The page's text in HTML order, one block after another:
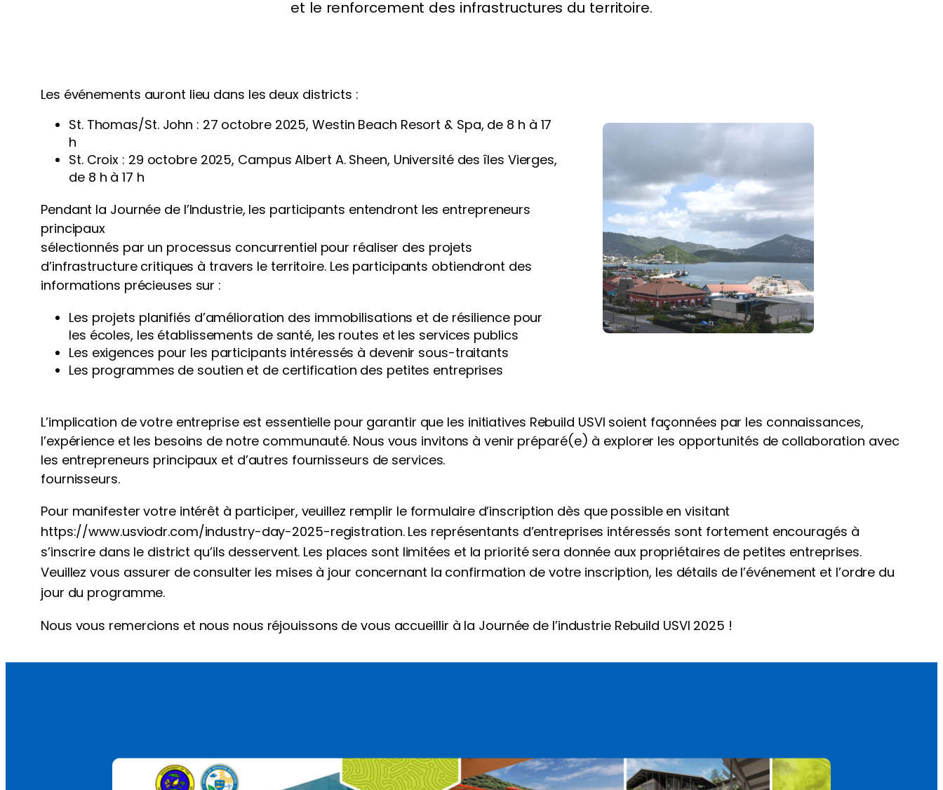
et le renforcement des infrastructures du territoire.
Les événements auront lieu dans les deux districts :
St. Thomas/St. John : 27 octobre 2025, Westin Beach Resort & Spa, de 8 h à 17
h
St. Croix : 29 octobre 2025, Campus Albert A. Sheen, Université des îles Vierges,
de 8 h à 17 h
Pendant la Journée de l’Industrie, les participants entendront les entrepreneurs
principaux
sélectionnés par un processus concurrentiel pour réaliser des projets
d’infrastructure critiques à travers le territoire. Les participants obtiendront des
informations précieuses sur :
Les projets planifiés d’amélioration des immobilisations et de résilience pour
les écoles, les établissements de santé, les routes et les services publics
Les exigences pour les participants intéressés à devenir sous-traitants
Les programmes de soutien et de certification des petites entreprises
L’implication de votre entreprise est essentielle pour garantir que les initiatives Rebuild USVI soient façonnées par les connaissances,
l’expérience et les besoins de notre communauté. Nous vous invitons à venir préparé(e) à explorer les opportunités de collaboration avec
les entrepreneurs principaux et d’autres fournisseurs de services.
fournisseurs.
Pour manifester votre intérêt à participer, veuillez remplir le formulaire d’inscription dès que possible en visitant
https://www.usviodr.com/industry-day-2025-registration. Les représentants d’entreprises intéressés sont fortement encouragés à
s’inscrire dans le district qu’ils desservent. Les places sont limitées et la priorité sera donnée aux propriétaires de petites entreprises.
Veuillez vous assurer de consulter les mises à jour concernant la confirmation de votre inscription, les détails de l’événement et l’ordre du
jour du programme.
Nous vous remercions et nous nous réjouissons de vous accueillir à la Journée de l’industrie Rebuild USVI 2025 !